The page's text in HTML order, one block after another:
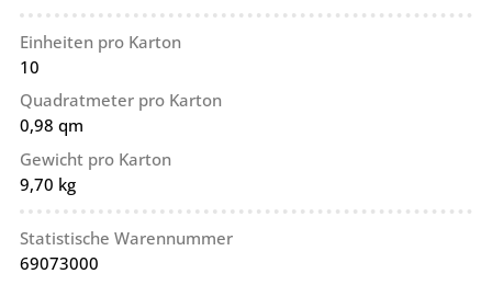
Einheiten pro Karton
10
Quadratmeter pro Karton
0,98 qm
Gewicht pro Karton
9,70 kg
Statistische Warennummer
69073000